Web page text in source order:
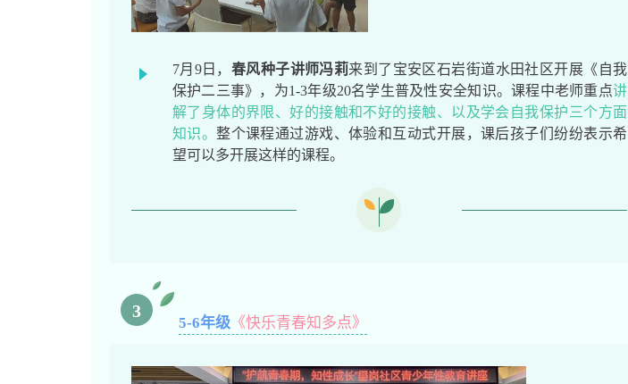
7月9日， 春风种子讲师冯莉来到了宝安区石岩街道水田社区开展《自我
保护二三事》，为1-3年级20名学生普及性安全知识。课程中老师重点讲
解了身体的界限、好的接触和不好的接触、以及学会自我保护三个方面
知识。整个课程通过游戏、体验和互动式开展，课后孩子们纷纷表示希
望可以多开展这样的课程。
3
5-6年级 《快乐青春知多点》